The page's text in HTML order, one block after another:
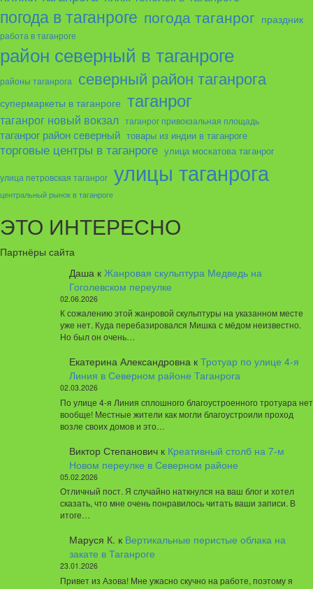
погода в таганроге погода таганрог праздник
работа в таганроге
район северный в таганроге
районы таганрога северный район таганрога
супермаркеты в таганроге таганрог
таганрог новый вокзал таганрог привокзальная площадь
таганрог район северный товары из индии в таганроге
торговые центры в таганроге улица москатова таганрог
улица петровская таганрог улицы таганрога
центральный рынок в таганроге
ЭТО ИНТЕРЕСНО
Партнёры сайта
Даша к Жанровая скульптура Медведь на
Гоголевском переулке
02.06.2026
К сожалению этой жанровой скульптуры на указанном месте
уже нет. Куда перебазировался Мишка с мёдом неизвестно.
Но был он очень…
Екатерина Александровнак Тротуар по улице 4-я
Линия в Северном районе Таганрога
02.03.2026
По улице 4-я Линия сплошного благоустроенного тротуара нет
вообще! Местные жители как могли благоустроили проход
возле своих домов и это…
Виктор Степановичк Креативный столб на 7-м
Новом переулке в Северном районе
05.02.2026
Отличный пост. Я случайно наткнулся на ваш блог и хотел
сказать, что мне очень понравилось читать ваши записи. В
итоге…
Маруся К. к Вертикальные перистые облака на
закате в Таганроге
23.01.2026
Привет из Азова! Мне ужасно скучно на работе, поэтому я